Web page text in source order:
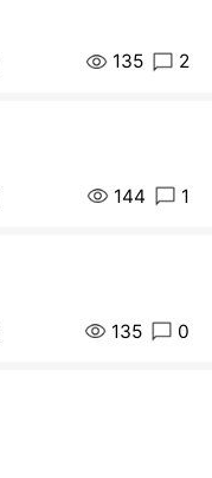
135 2
144 1
135 0